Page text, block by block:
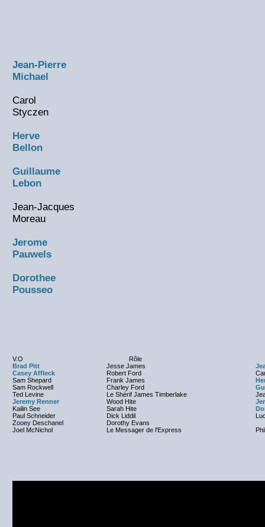
Jean-Pierre
Michael
Carol
Styczen
Herve
Bellon
Guillaume
Lebon
Jean-Jacques
Moreau
Jerome
Pauwels
Dorothee
Pousseo
V.O
Rôle
Brad Pitt
Jesse James
Casey Affleck
Robert Ford
Sam Shepard
Frank James
Sam Rockwell
Charley Ford
Ted Levine
Le Shérif James Timberlake
Jeremy Renner
Wood Hite
Kailin See
Sarah Hite
Paul Schneider
Dick Liddil
Zooey Deschanel
Dorothy Evans
Joel McNichol
Le Messager de l'Express